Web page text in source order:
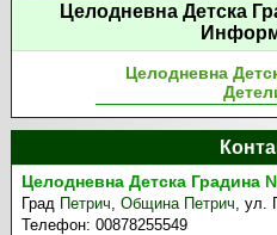
Целодневна Детска
Целодневна
Целодневна Детска Градина
Град Петрич,Община Петрич,ул.
Телефон:00878255549